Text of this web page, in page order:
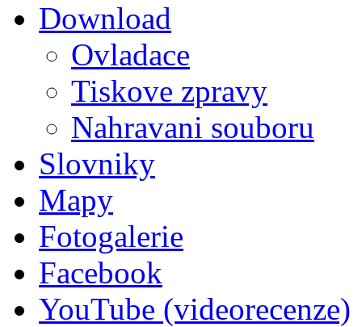
Download
Ovladace
Tiskove zpravy
Nahravani souboru
Slovniky
Mapy
Fotogalerie
Facebook
YouTube (videorecenze)